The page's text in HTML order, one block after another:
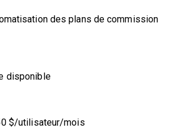
des plans de commission
disponible
$/utilisateur/mois